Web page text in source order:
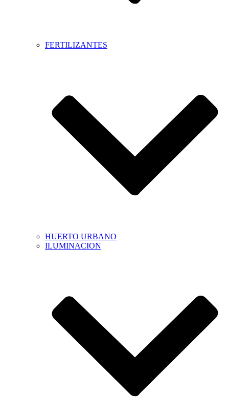
FERTILIZANTES
HUERTO URBANO
ILUMINACION